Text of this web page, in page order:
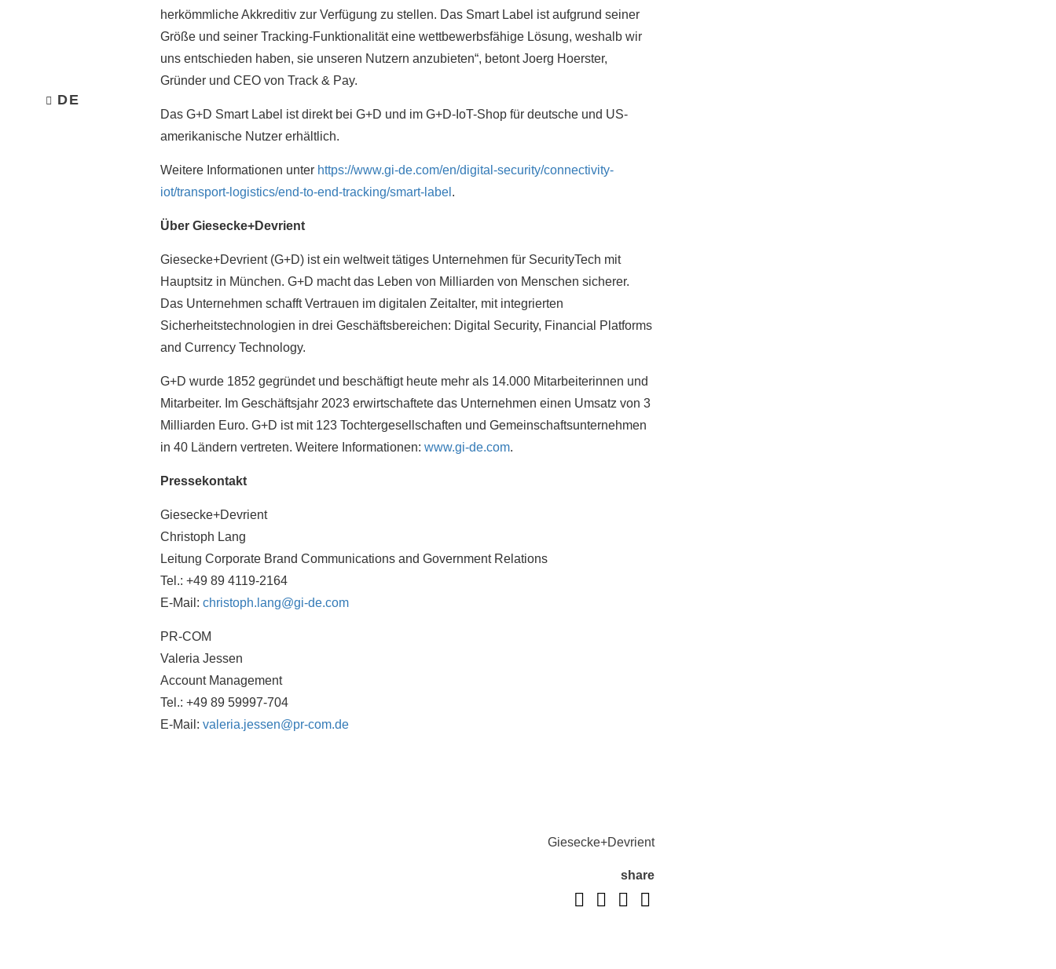
DE
herkömmliche Akkreditiv zur Verfügung zu stellen. Das Smart Label ist aufgrund seiner
Größe und seiner Tracking-Funktionalität eine wettbewerbsfähige Lösung, weshalb wir
uns entschieden haben, sie unseren Nutzern anzubieten“, betont Joerg Hoerster,
Gründer und CEO von Track & Pay.
Das G+D Smart Label ist direkt bei G+D und im G+D-IoT-Shop für deutsche und US-
amerikanische Nutzer erhältlich.
Weitere Informationen unter https://www.gi-de.com/en/digital-security/connectivity-
iot/transport-logistics/end-to-end-tracking/smart-label .
Über Giesecke+Devrient
Giesecke+Devrient (G+D) ist ein weltweit tätiges Unternehmen für SecurityTech mit
Hauptsitz in München. G+D macht das Leben von Milliarden von Menschen sicherer.
Das Unternehmen schafft Vertrauen im digitalen Zeitalter, mit integrierten
Sicherheitstechnologien in drei Geschäftsbereichen: Digital Security, Financial Platforms
and Currency Technology.
G+D wurde 1852 gegründet und beschäftigt heute mehr als 14.000 Mitarbeiterinnen und
Mitarbeiter. Im Geschäftsjahr 2023 erwirtschaftete das Unternehmen einen Umsatz von 3
Milliarden Euro. G+D ist mit 123 Tochtergesellschaften und Gemeinschaftsunternehmen
in 40 Ländern vertreten. Weitere Informationen: www.gi-de.com.
Pressekontakt
Giesecke+Devrient
Christoph Lang
Leitung Corporate Brand Communications and Government Relations
Tel.: +49 89 4119-2164
E-Mail: christoph.lang@gi-de.com
PR-COM
Valeria Jessen
Account Management
Tel.: +49 89 59997-704
E-Mail: valeria.jessen@pr-com.de
Giesecke+Devrient
share